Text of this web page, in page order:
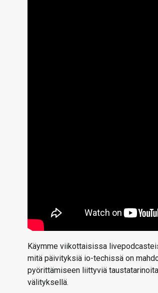
Käymme viikottaisissa
mitä päivityksiä io-techissä on
pyörittämiseen liittyviä
välityksellä.